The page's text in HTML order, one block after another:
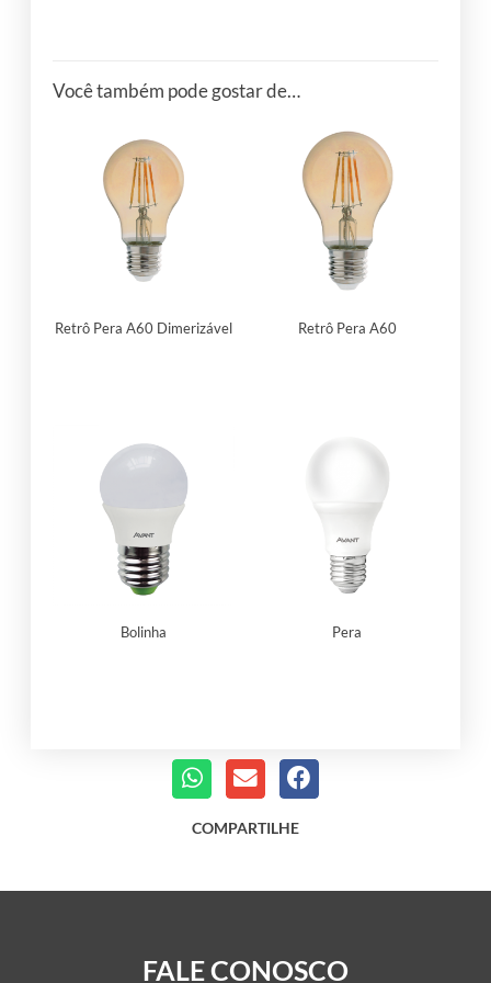
Você também pode gostar de…
Retrô Pera A60 Dimerizável Retrô Pera A60
Bolinha Pera
COMPARTILHE
FALE CONOSCO